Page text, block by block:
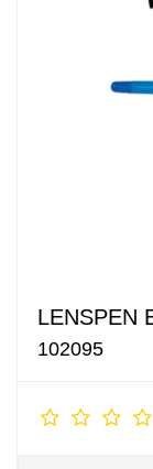
LENSPEN
102095